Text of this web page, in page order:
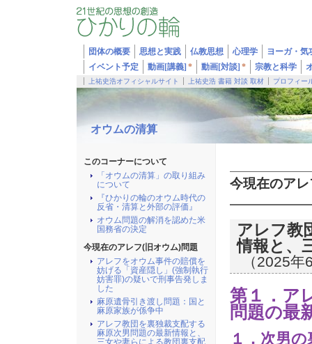
団体の概要 思想と実践 仏教思想 心理学
ヨーガ・気
イベント予定
動画[講義] * 動画[対談] * 宗教と科学
上祐史浩オフィシャルサイト 上祐史浩 書籍 対談 取材 プロフィー
オウムの清算
今現在のア
アレフ教
情報と、
（2025
第１．ア
問題の最
１．次男
このコーナーについて
「オウムの清算」の取り組み
について
『ひかりの輪のオウム時代の
反省・清算と外部の評価』
オウム問題の解消を認めた米
国務省の決定
今現在のアレフ(旧オウム)問題
アレフをオウム事件の賠償を
妨げる「資産隠し」(強制執行
妨害罪)の疑いで刑事告発しま
した
麻原遺骨引き渡し問題：国と
麻原家族が係争中
アレフ教団を裏独裁支配する
麻原次男問題の最新情報と、
三女や妻らによる教団裏支配